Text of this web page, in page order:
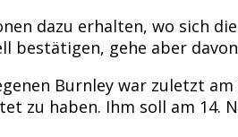
dazu erhalten, wo sich
gehe aber
Burnley war zuletzt
zu haben. Ihm soll am 14.